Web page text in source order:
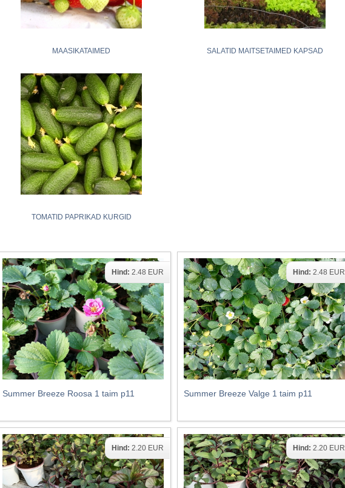
MAASIKATAIMED SALATID MAITSETAIMED KAPSAD
TOMATID PAPRIKAD KURGID
Summer Breeze Roosa 1 taim p11
Hind: 2.48 EUR
Summer Breeze Valge 1 taim p11
Hind: 2.48 EUR
Hind: 2.20 EUR Hind: 2.20 EUR